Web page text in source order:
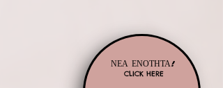
ΝΕΑ ΕΝΟΤΗΤΑ!
CLICK HERE